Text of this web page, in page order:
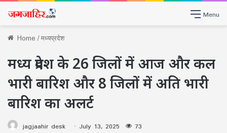
Menu
Home/मध्यप्रदेश
मध्य प्रदेश के 26 जिलों में आज और कल
भारी बारिश और 8 जिलों में अति भारी
बारिश का अलर्ट
jagjaahir desk July 13, 2025 73